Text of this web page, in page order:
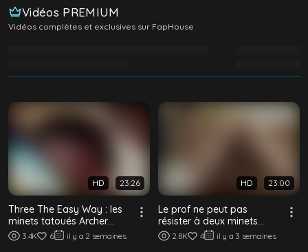
Vidéos PREMIUM
Vidéos complètes et exclusives sur FapHouse
HD 23:26
Three The Easy Way : les
minets tatoués Archer
Black, CJ Parker & Tyler
Moore bais...
3.4K 6 il y a 2 semaines
HD 23:00
Le prof ne peut pas
résister à deux minets
excités en uniforme
2.8K 4 il y a 3 semaines